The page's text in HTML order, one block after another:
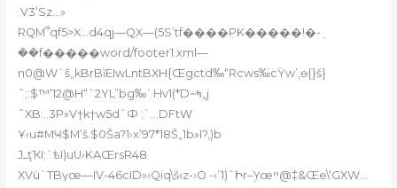
.V3‘Sz…»
RQM՞qf5>X…d4qj—QX—(5S’tf����PK�����!�-ܼ
��f�����word/footer1.xml—
n0@Wˆš„kBrBǐEIwLntBXH{Œgctd‰“Rcws‰cŸw’‚ө{}š}
˜;:$™‘12@H“ˆ2YL”bg‰`Hv1(*D~ߤ„j
˜XB…3P»V†k†w5dˆФ ;`…DFtW
Ұ‹u#MҸ$M‘š.$0Ša?1›x’97*18Š„1b»I?,)b
JߺţҠI;`ѣI)uU›KAŒrsR48
XV݁u`TBүœ—IV-46cID»›Qiq\š‹z-›O -‹’1)ˆԻr–۪Yœײ@‡&Œe\‘GXW…